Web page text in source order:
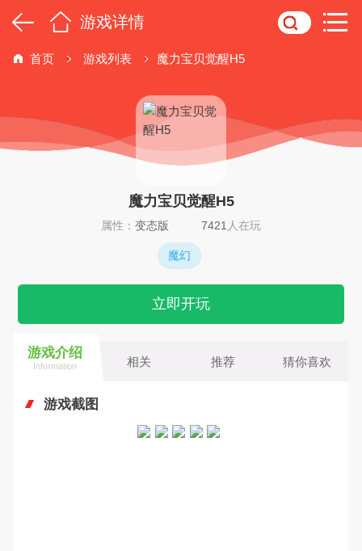
游戏详情
首页 游戏列表 魔力宝贝觉醒H5
魔力宝贝觉醒H5
属性： 变态版 7421 人在玩
魔幻
立即开玩
游戏介绍
Information 相关 推荐 猜你喜欢
游戏截图